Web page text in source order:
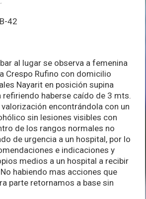
42
al lugar se observa a femenina
Crespo Rufino con domicilio
Nayarit en posición supina
refiriendo haberse caído de 3 mts.
encontrándola con un
sin lesiones visibles con
de los rangos normales no
de urgencia a un hospital, por lo
e indicaciones y
medios a un hospital a recibir
habiendo mas acciones que
parte retornamos a base sin